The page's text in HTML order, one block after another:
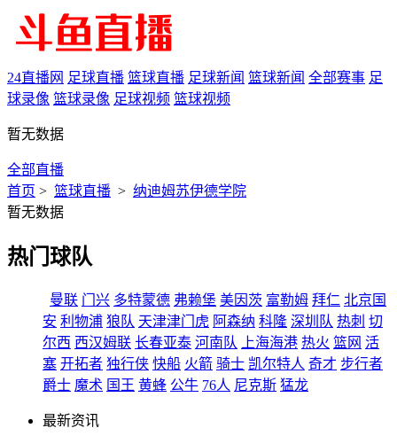
24直播网 足球直播 篮球直播 足球新闻 篮球新闻 全部赛事 足
球录像 篮球录像 足球视频 篮球视频
暂无数据
全部直播
首页 > 篮球直播 > 纳迪姆苏伊德学院
暂无数据
热门球队
曼联 门兴 多特蒙德 弗赖堡 美因茨 富勒姆 拜仁 北京国
安 利物浦 狼队 天津津门虎 阿森纳 科隆 深圳队 热刺 切
尔西 西汉姆联 长春亚泰 河南队 上海海港 热火 篮网 活
塞 开拓者 独行侠 快船 火箭 骑士 凯尔特人 奇才 步行者
爵士 魔术 国王 黄蜂 公牛 76人 尼克斯 猛龙
最新资讯